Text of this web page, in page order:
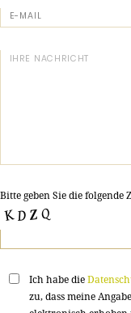
Bitte geben Sie die
Ich habe die
zu, dass meine